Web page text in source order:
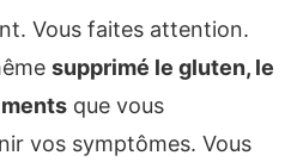
Vous faites attention.
supprimé le gluten, le
que vous
vos symptômes. Vous